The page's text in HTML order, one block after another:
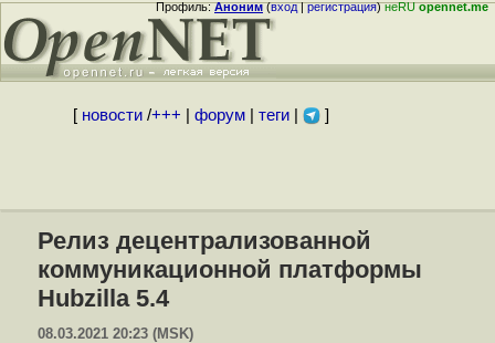
Профиль:Аноним(вход|регистрация)неRUopennet.me
[ новости/+++ форум| теги| ]
Релиз децентрализованной
коммуникационной платформы
Hubzilla 5.4
08.03.2021 20:23 (MSK)